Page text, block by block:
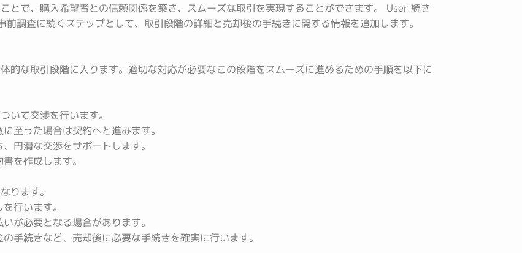
とで、購入希望者との信頼関係を築き、スムーズな取引を実現することができます。 User 続き
調査に続くステップとして、取引段階の詳細と売却後の手続きに関する情報を追加します。
的な取引段階に入ります。適切な対応が必要なこの段階をスムーズに進めるための手順を以下に
いて交渉を行います。
至った場合は契約へと進みます。
円滑な交渉をサポートします。
を作成します。
ります。
行います。
が必要となる場合があります。
手続きなど、売却後に必要な手続きを確実に行います。